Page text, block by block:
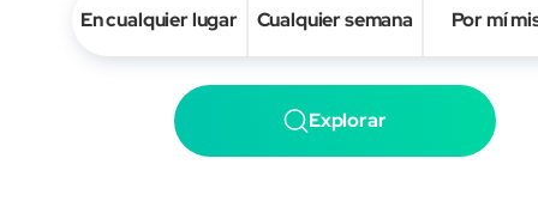
En cualquier lugar Cualquier semana Por mí
Explorar